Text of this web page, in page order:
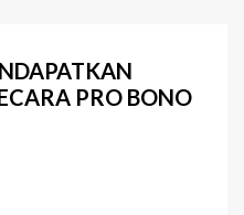
PRO BONO